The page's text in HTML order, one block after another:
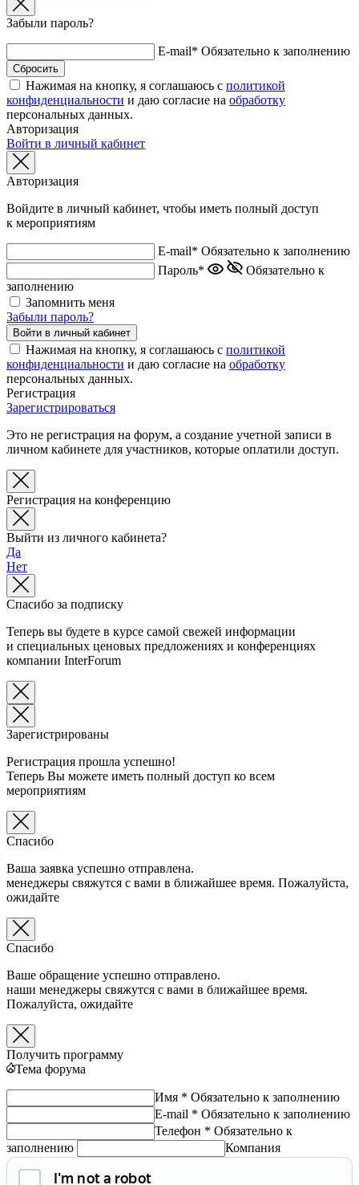
Забыли пароль?
E-mail* Обязательно к заполнению
Нажимая на кнопку, я соглашаюсь с политикой
конфиденциальности и даю согласие на обработку
персональных данных.
Авторизация
Войти в личный кабинет
Авторизация
Войдите в личный кабинет, чтобы иметь полный доступ
к мероприятиям
E-mail* Обязательно к заполнению
Пароль*
Обязательно к
заполнению
Запомнить меня
Забыли пароль?
Нажимая на кнопку, я соглашаюсь с политикой
конфиденциальности и даю согласие на обработку
персональных данных.
Регистрация
Зарегистрироваться
Это не регистрация на форум, а создание учетной записи в
личном кабинете для участников, которые оплатили доступ.
Регистрация на конференцию
Выйти из личного кабинета?
Да
Нет
Спасибо за подписку
Теперь вы будете в курсе самой свежей информации
и специальных ценовых предложениях и конференциях
компании InterForum
Зарегистрированы
Регистрация прошла успешно!
Теперь Вы можете иметь полный доступ ко всем
мероприятиям
Спасибо
Ваша заявка успешно отправлена.
менеджеры свяжутся с вами в ближайшее время. Пожалуйста,
ожидайте
Спасибо
Ваше обращение успешно отправлено.
наши менеджеры свяжутся с вами в ближайшее время.
Пожалуйста, ожидайте
Получить программу
Тема форума
Имя * Обязательно к заполнению
E-mail * Обязательно к заполнению
Телефон * Обязательно к
заполнению
Компания